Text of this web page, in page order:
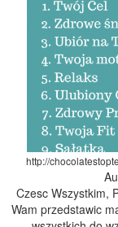
http://
Czesc Wszystkim,
Wam przedstawic